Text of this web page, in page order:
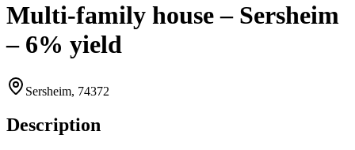
Multi-family house – Sersheim
– 6% yield
Sersheim, 74372
Description